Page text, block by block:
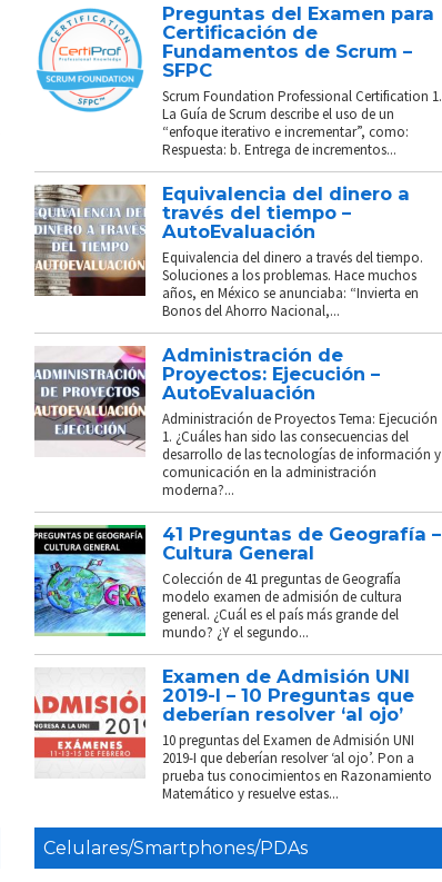
Preguntas del Examen para
Certificación de
Fundamentos de Scrum –
SFPC
Scrum Foundation Professional Certification 1.
La Guía de Scrum describe el uso de un
“enfoque iterativo e incrementar”, como:
Respuesta: b. Entrega de incrementos...
Equivalencia del dinero a
través del tiempo –
AutoEvaluación
Equivalencia del dinero a través del tiempo.
Soluciones a los problemas. Hace muchos
años, en México se anunciaba: “Invierta en
Bonos del Ahorro Nacional,...
Administración de
Proyectos: Ejecución –
AutoEvaluación
Administración de Proyectos Tema: Ejecución
1. ¿Cuáles han sido las consecuencias del
desarrollo de las tecnologías de información y
comunicación en la administración
moderna?...
41 Preguntas de Geografía –
Cultura General
Colección de 41 preguntas de Geografía
modelo examen de admisión de cultura
general. ¿Cuál es el país más grande del
mundo? ¿Y el segundo...
Examen de Admisión UNI
2019-I – 10 Preguntas que
deberían resolver ‘al ojo’
10 preguntas del Examen de Admisión UNI
2019-I que deberían resolver ‘al ojo’. Pon a
prueba tus conocimientos en Razonamiento
Matemático y resuelve estas...
Celulares/Smartphones/PDAs